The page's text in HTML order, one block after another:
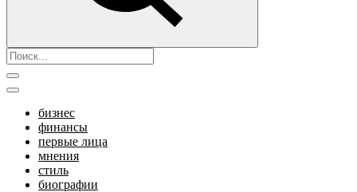
бизнес
финансы
первые лица
мнения
стиль
биографии